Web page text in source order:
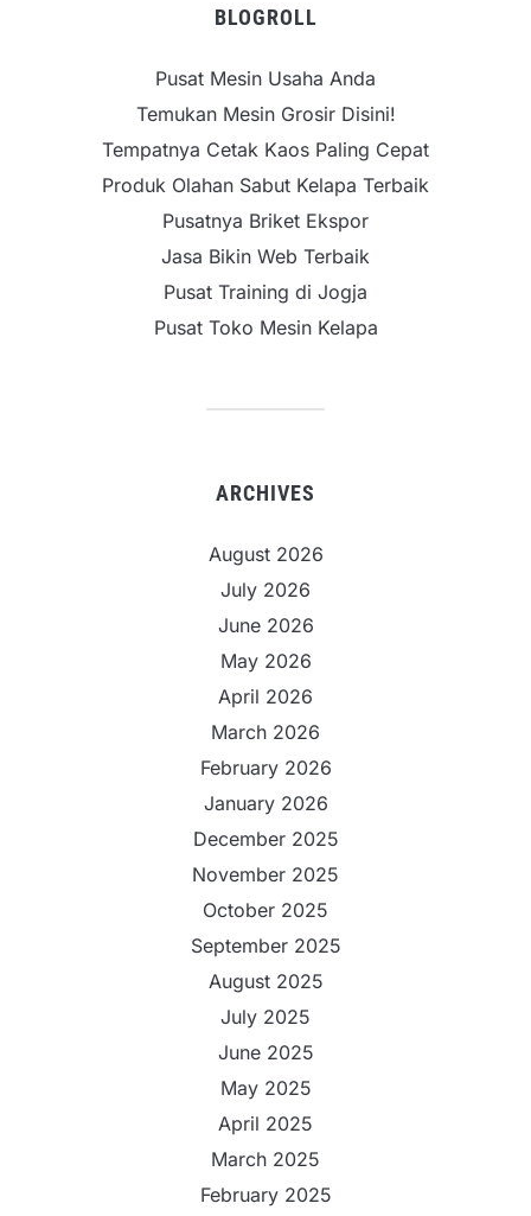
BLOGROLL
Pusat Mesin Usaha Anda
Temukan Mesin Grosir Disini!
Tempatnya Cetak Kaos Paling Cepat
Produk Olahan Sabut Kelapa Terbaik
Pusatnya Briket Ekspor
Jasa Bikin Web Terbaik
Pusat Training di Jogja
Pusat Toko Mesin Kelapa
ARCHIVES
August 2026
July 2026
June 2026
May 2026
April 2026
March 2026
February 2026
January 2026
December 2025
November 2025
October 2025
September 2025
August 2025
July 2025
June 2025
May 2025
April 2025
March 2025
February 2025